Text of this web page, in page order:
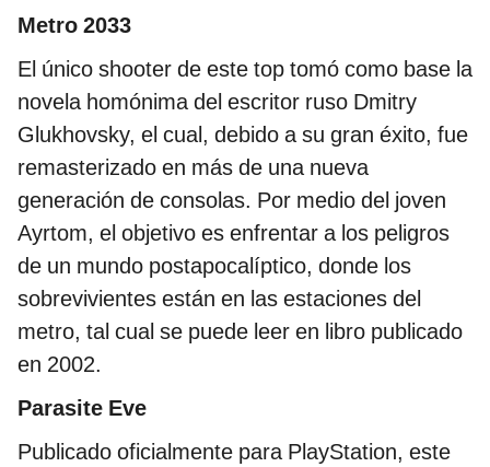
Metro 2033
El único shooter de este top tomó como base la
novela homónima del escritor ruso Dmitry
Glukhovsky, el cual, debido a su gran éxito, fue
remasterizado en más de una nueva
generación de consolas. Por medio del joven
Ayrtom, el objetivo es enfrentar a los peligros
de un mundo postapocalíptico, donde los
sobrevivientes están en las estaciones del
metro, tal cual se puede leer en libro publicado
en 2002.
Parasite Eve
Publicado oficialmente para PlayStation, este